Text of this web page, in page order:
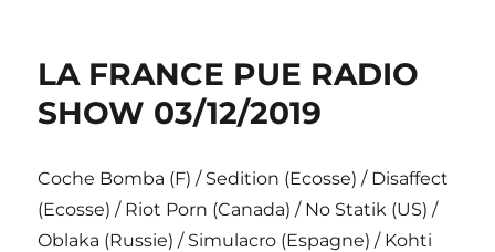
LA FRANCE PUE RADIO
SHOW 03/12/2019
Coche Bomba (F) / Sedition (Ecosse) / Disaffect
(Ecosse) / Riot Porn (Canada) / No Statik (US) /
Oblaka (Russie) / Simulacro (Espagne) / Kohti